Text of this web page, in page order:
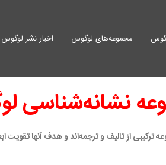
مجموعه‌های لوگوس اخبار نشر لوگوس
نشانه‌شناسی
از تالیف و ترجمه‌اند و هدف آنها